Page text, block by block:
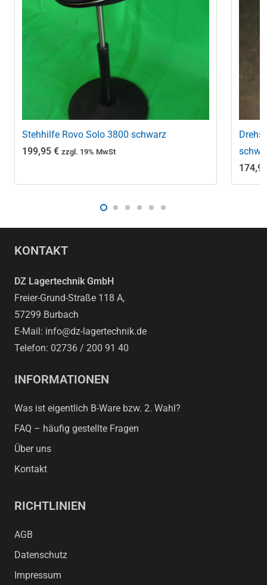
Stehhilfe Rovo Solo 3800 schwarz
199,95 € zzgl. 19% MwSt
KONTAKT
DZ Lagertechnik GmbH
Freier-Grund-Straße 118 A,
57299 Burbach
E-Mail: info@dz-lagertechnik.de
Telefon: 02736 / 200 91 40
INFORMATIONEN
Was ist eigentlich B-Ware bzw. 2. Wahl?
FAQ – häufig gestellte Fragen
Über uns
Kontakt
RICHTLINIEN
AGB
Datenschutz
Impressum